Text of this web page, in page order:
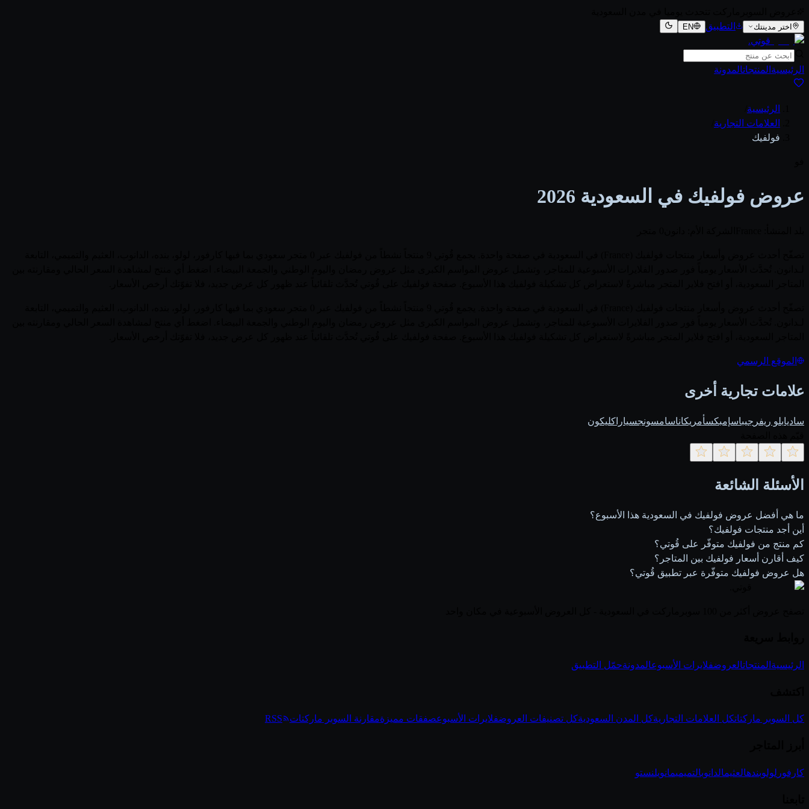
اختر مدينتك التطبيق EN
قوتي.
الرئيسية المنتجاتالمدونة
الرئيسية
العلامات التجارية
فولفيك
عروض فولفيك في السعودية 2026
الموقع الرسمي
علامات تجارية أخرى
ساديابلو ريفر جيباسإمبكسأمريكاناسامسونجسيارا كليكون
الأسئلة الشائعة
ما هي أفضل عروض فولفيك في السعودية هذا الأسبوع؟
أين أجد منتجات فولفيك؟
كم منتج من فولفيك متوفّر على قُوتي؟
كيف أقارن أسعار فولفيك بين المتاجر؟
هل عروض فولفيك متوفّرة عبر تطبيق قُوتي؟
الرئيسية المنتجاتالعروضفلايرات الأسبوعالمدونةحمّل التطبيق
كل السوبر ماركتاتكل العلامات التجاريةكل المدن السعوديةكل تصنيفات العروضفلايرات الأسبوعصفقات مميزةمقارنة السوبر ماركتات RSS
كارفور لولوبندهالعثيمالدانوبالتميميمانويلنستو